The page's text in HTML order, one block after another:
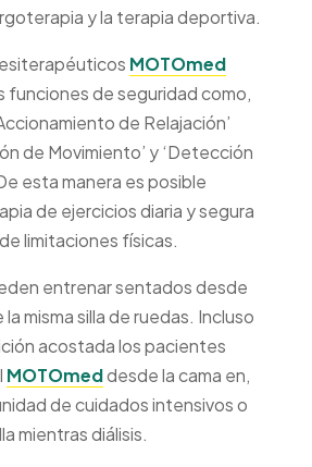
y la terapia deportiva.
MOTOmed
funciones de seguridad como,
de Relajación’
de Movimiento’ y ‘Detección
esta manera es posible
de ejercicios diaria y segura
limitaciones físicas.
entrenar sentados desde
misma silla de ruedas. Incluso
acostada los pacientes
MOTOmeddesde la cama en,
de cuidados intensivos o
mientras diálisis.